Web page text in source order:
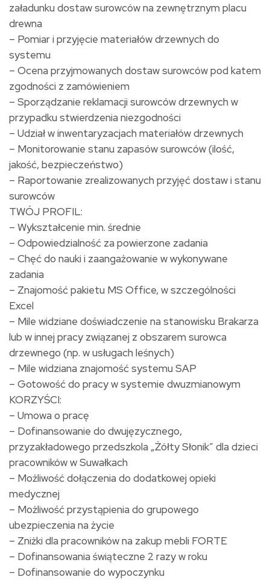
załadunku dostaw surowców na zewnętrznym placu
drewna
– Pomiar i przyjęcie materiałów drzewnych do
systemu
– Ocena przyjmowanych dostaw surowców pod katem
zgodności z zamówieniem
– Sporządzanie reklamacji surowców drzewnych w
przypadku stwierdzenia niezgodności
– Udział w inwentaryzacjach materiałów drzewnych
– Monitorowanie stanu zapasów surowców (ilość,
jakość, bezpieczeństwo)
– Raportowanie zrealizowanych przyjęć dostaw i stanu
surowców
TWÓJ PROFIL:
– Wykształcenie min. średnie
– Odpowiedzialność za powierzone zadania
– Chęć do nauki i zaangażowanie w wykonywane
zadania
– Znajomość pakietu MS Office, w szczególności
Excel
– Mile widziane doświadczenie na stanowisku Brakarza
lub w innej pracy związanej z obszarem surowca
drzewnego (np. w usługach leśnych)
– Mile widziana znajomość systemu SAP
– Gotowość do pracy w systemie dwuzmianowym
KORZYŚCI:
– Umowa o pracę
– Dofinansowanie do dwujęzycznego,
przyzakładowego przedszkola „Żółty Słonik” dla dzieci
pracowników w Suwałkach
– Możliwość dołączenia do dodatkowej opieki
medycznej
– Możliwość przystąpienia do grupowego
ubezpieczenia na życie
– Zniżki dla pracowników na zakup mebli FORTE
– Dofinansowania świąteczne 2 razy w roku
– Dofinansowanie do wypoczynku